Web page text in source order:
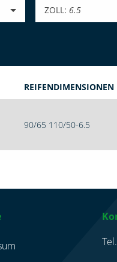
ZOLL: 6.5
REIFENDIMENSIONEN
90/65 110/50-6.5